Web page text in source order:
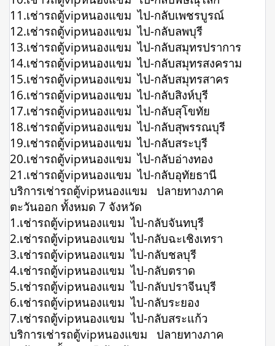
11.เช่ารถตู้vipหนองแขม ไป-กลับเพชรบูรณ์
12.เช่ารถตู้vipหนองแขม ไป-กลับลพบุรี
13.เช่ารถตู้vipหนองแขม ไป-กลับสมุทรปราการ
14.เช่ารถตู้vipหนองแขม ไป-กลับสมุทรสงคราม
15.เช่ารถตู้vipหนองแขม ไป-กลับสมุทรสาคร
16.เช่ารถตู้vipหนองแขม ไป-กลับสิงห์บุรี
17.เช่ารถตู้vipหนองแขม ไป-กลับสุโขทัย
18.เช่ารถตู้vipหนองแขม ไป-กลับสุพรรณบุรี
19.เช่ารถตู้vipหนองแขม ไป-กลับสระบุรี
20.เช่ารถตู้vipหนองแขม ไป-กลับอ่างทอง
21.เช่ารถตู้vipหนองแขม ไป-กลับอุทัยธานี
บริการเช่ารถตู้vipหนองแขม ปลายทางภาค
ตะวันออก ทั้งหมด 7 จังหวัด
1.เช่ารถตู้vipหนองแขม ไป-กลับจันทบุรี
2.เช่ารถตู้vipหนองแขม ไป-กลับฉะเชิงเทรา
3.เช่ารถตู้vipหนองแขม ไป-กลับชลบุรี
4.เช่ารถตู้vipหนองแขม ไป-กลับตราด
5.เช่ารถตู้vipหนองแขม ไป-กลับปราจีนบุรี
6.เช่ารถตู้vipหนองแขม ไป-กลับระยอง
7.เช่ารถตู้vipหนองแขม ไป-กลับสระแก้ว
บริการเช่ารถตู้vipหนองแขม ปลายทางภาค